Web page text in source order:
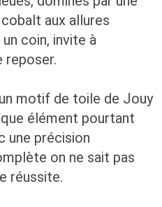
aux allures
coin, invite à
reposer.
motif de toile de Jouy
élément pourtant
une précision
on ne sait pas
réussite.